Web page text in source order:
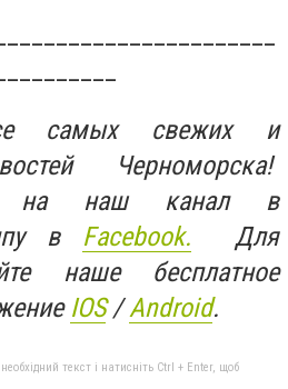
самых свежих и
Черноморска!
на наш канал в
в Facebook. Для
наше бесплатное
IOS/Android.
текст і натисніть Ctrl + Enter, щоб